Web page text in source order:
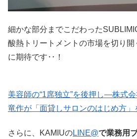
細かな部分までこだわった
酸熱トリートメントの市場を切り
に期待です‥！
美容師の“1席独立”を後押し—株式
竜作が「面貸しサロンのはじめ方」
さらに、KAMIUのLINE@で業務用